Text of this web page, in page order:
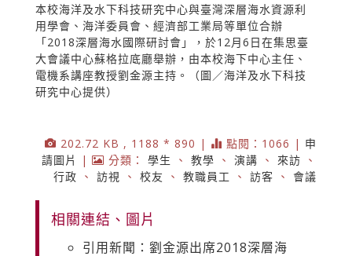
本校海洋及水下科技研究中心與臺灣深層海水資源利
用學會、海洋委員會、經濟部工業局等單位合辦
「2018深層海水國際研討會」，於12月6日在集思臺
大會議中心蘇格拉底廳舉辦，由本校海下中心主任、
電機系講座教授劉金源主持。（圖／海洋及水下科技
研究中心提供）
202.72 KB , 1188 * 890 | 點閱：1066 | 申
請圖片
| 分類： 學生 、 教學 、 演講 、 來訪 、
行政 、 訪視 、 校友 、 教職員工 、 訪客 、 會議
相關連結、圖片
引用新聞：劉金源出席2018深層海